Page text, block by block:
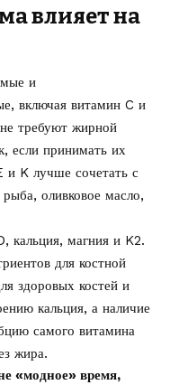
влияет на
и
включая витамин C и
требуют жирной
если принимать их
K лучше сочетать с
оливковое масло,
кальция, магния и K2.
для костной
здоровых костей и
кальция, а наличие
самого витамина
жира.
«модное» время,